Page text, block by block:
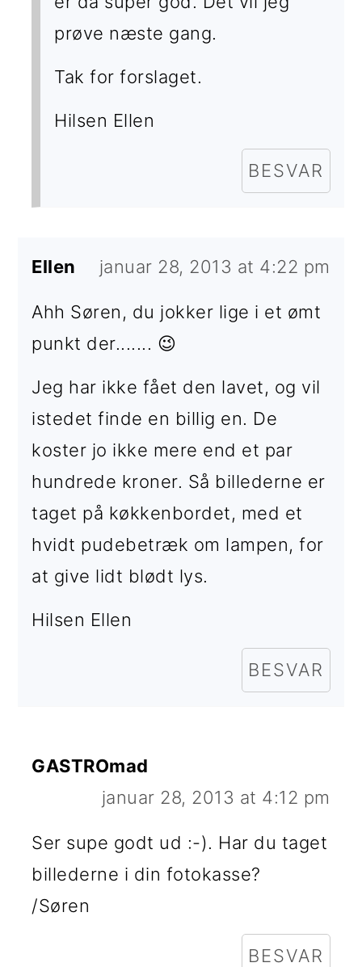
prøve næste gang.
Tak for forslaget.
Hilsen Ellen
BESVAR
Ellen januar 28, 2013 at 4:22 pm
Ahh Søren, du jokker lige i et ømt
punkt der....... 😉
Jeg har ikke fået den lavet, og vil
istedet finde en billig en. De
koster jo ikke mere end et par
hundrede kroner. Så billederne er
taget på køkkenbordet, med et
hvidt pudebetræk om lampen, for
at give lidt blødt lys.
Hilsen Ellen
BESVAR
GASTROmad
januar 28, 2013 at 4:12 pm
Ser supe godt ud :-). Har du taget
billederne i din fotokasse?
/Søren
BESVAR